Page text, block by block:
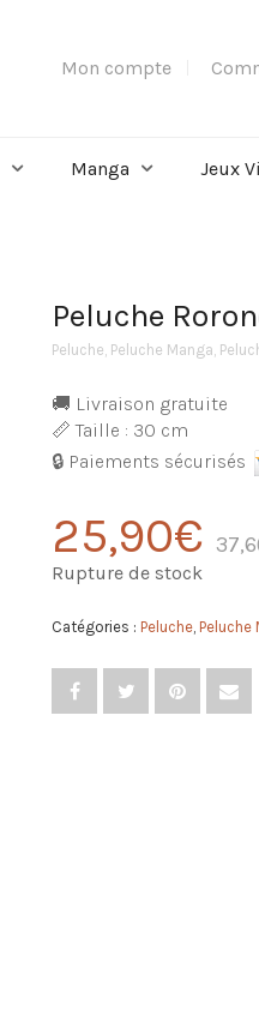
Mon compte
Manga Jeux
Peluche
Peluche Peluche Manga
🚚 Livraison gratuite
📏 Taille : 30 cm
🔒 Paiements sécurisés
25,90€
Rupture de stock
Catégories : Peluche Peluche